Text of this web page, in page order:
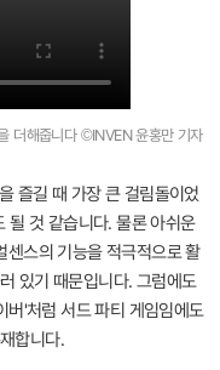
더해줍니다 ©INVEN 윤홍만 기자
즐길 때 가장 큰 걸림돌이었
될 것 같습니다. 물론 아쉬운
센스의 기능을 적극적으로 활
있기 때문입니다. 그럼에도
'처럼 서드 파티 게임임에도
합니다.